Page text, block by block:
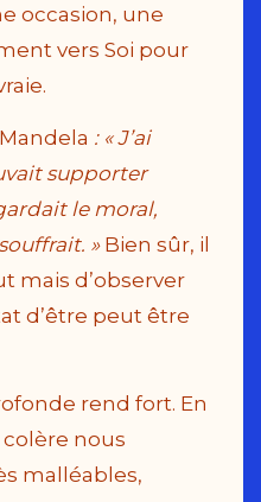
occasion, une
vers Soi pour
: « J’ai
supporter
le moral,
» Bien sûr, il
mais d’observer
d’être peut être
rend fort. En
colère nous
malléables,